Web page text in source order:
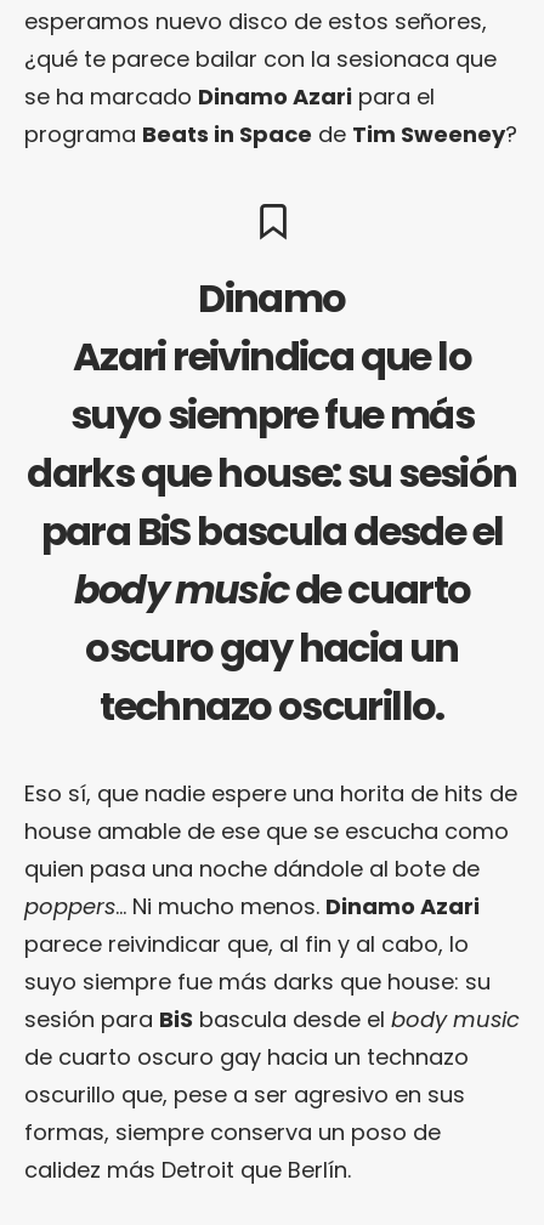
esperamos nuevo disco de estos señores,
¿qué te parece bailar con la sesionaca que
se ha marcado Dinamo Azari para el
programa Beats in Space de Tim Sweeney?
Dinamo
Azari reivindica que lo
suyo siempre fue más
darks que house: su sesión
para BiS bascula desde el
body musicde cuarto
oscuro gay hacia un
technazo oscurillo.
Eso sí, que nadie espere una horita de hits de
house amable de ese que se escucha como
quien pasa una noche dándole al bote de
poppers… Ni mucho menos. Dinamo Azari
parece reivindicar que, al fin y al cabo, lo
suyo siempre fue más darks que house: su
sesión para BiS bascula desde el body music
de cuarto oscuro gay hacia un technazo
oscurillo que, pese a ser agresivo en sus
formas, siempre conserva un poso de
calidez más Detroit que Berlín.